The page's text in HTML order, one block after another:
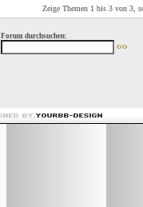
Zeige Themen 1 bis 3 von 3,
Forum durchsuchen: